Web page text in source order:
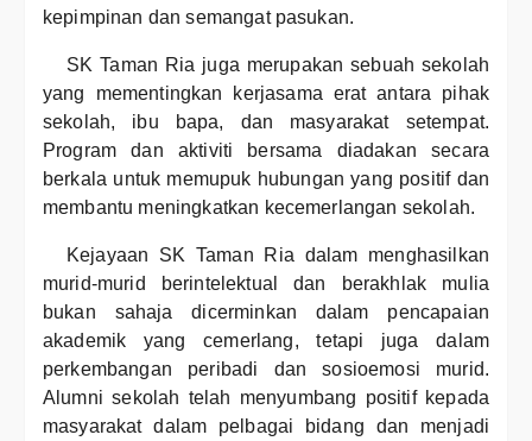
kepimpinan dan semangat pasukan.
SK Taman Ria juga merupakan sebuah sekolah
yang mementingkan kerjasama erat antara pihak
sekolah, ibu bapa, dan masyarakat setempat.
Program dan aktiviti bersama diadakan secara
berkala untuk memupuk hubungan yang positif dan
membantu meningkatkan kecemerlangan sekolah.
Kejayaan SK Taman Ria dalam menghasilkan
murid-murid berintelektual dan berakhlak mulia
bukan sahaja dicerminkan dalam pencapaian
akademik yang cemerlang, tetapi juga dalam
perkembangan peribadi dan sosioemosi murid.
Alumni sekolah telah menyumbang positif kepada
masyarakat dalam pelbagai bidang dan menjadi